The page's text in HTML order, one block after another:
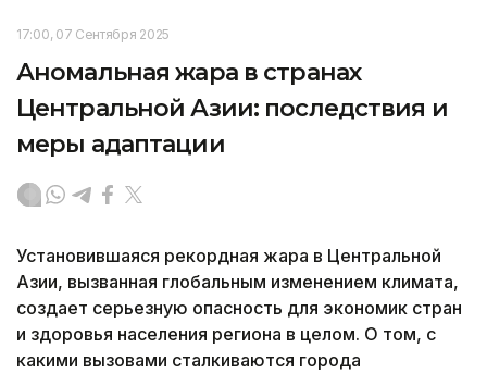
17:00, 07 Сентября 2025
Аномальная жара в странах
Центральной Азии: последствия и
меры адаптации
Установившаяся рекордная жара в Центральной
Азии, вызванная глобальным изменением климата,
создает серьезную опасность для экономик стран
и здоровья населения региона в целом. О том, с
какими вызовами сталкиваются города